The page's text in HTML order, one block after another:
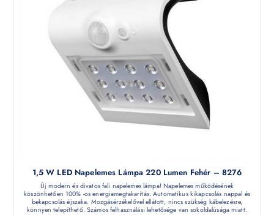
1,5 W LED Napelemes Lámpa 220 Lumen Fehér – 8276
Új modern és divatos fali napelemes lámpa! Napelemes működésének
köszönhetően 100% -os energiamegtakarítás. Automatikus kikapcsolás nappal és
bekapcsolás éjszaka. Mozgásérzékelővel ellátott, nincs szükség kábelezésre,
könnyen telepíthető. Számos felhasználási lehetősége van sokoldalúsága miatt.